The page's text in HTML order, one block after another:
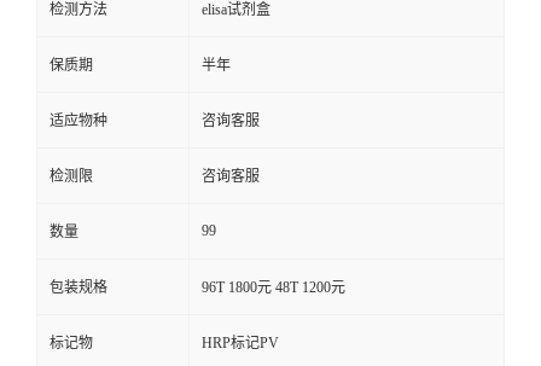
检测方法 elisa试剂盒
保质期 半年
适应物种 咨询客服
检测限 咨询客服
数量 99
包装规格 96T 1800元 48T 1200元
标记物 HRP标记PV